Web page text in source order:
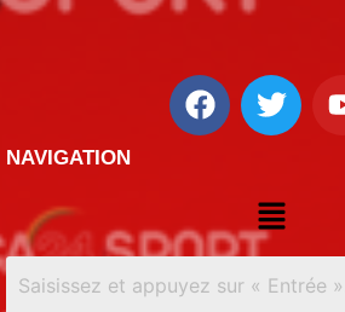
NAVIGATION